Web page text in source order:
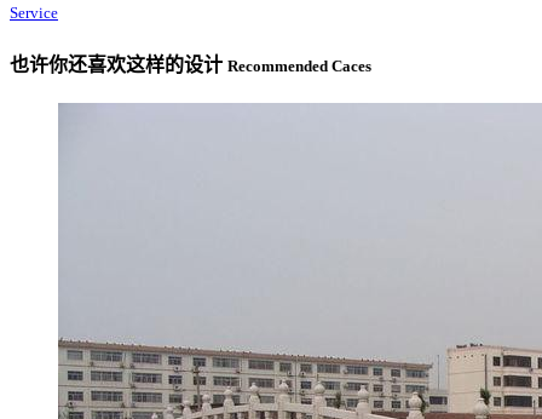
Service
也许你还喜欢这样的设计 Recommended Caces